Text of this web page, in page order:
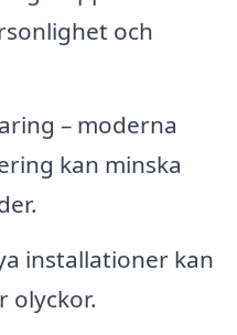
och
– moderna
kan minska
installationer kan
olyckor.